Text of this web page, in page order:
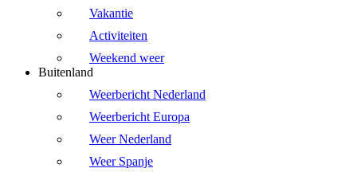
Vakantie
Activiteiten
Weekend weer
Buitenland
Weerbericht Nederland
Weerbericht Europa
Weer Nederland
Weer Spanje